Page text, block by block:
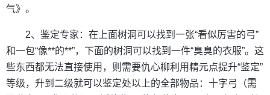
气》。
2、鉴定专家：在上面树洞可以找到一张“看似厉害的弓”
和一包“像**的**”，下面的树洞可以找到一件“臭臭的衣服”。这
些东西都无法直接使用，则需要仇心柳利用精元点提升“鉴定”
等级，升到二级就可以鉴定处以上的全部物品：十字弓（需